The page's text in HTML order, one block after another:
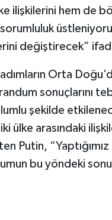
ilişkilerini hem de
değiştirecek”
Orta
sonuçlarını
şekilde
ülke arasındaki
Putin,
bu yöndeki